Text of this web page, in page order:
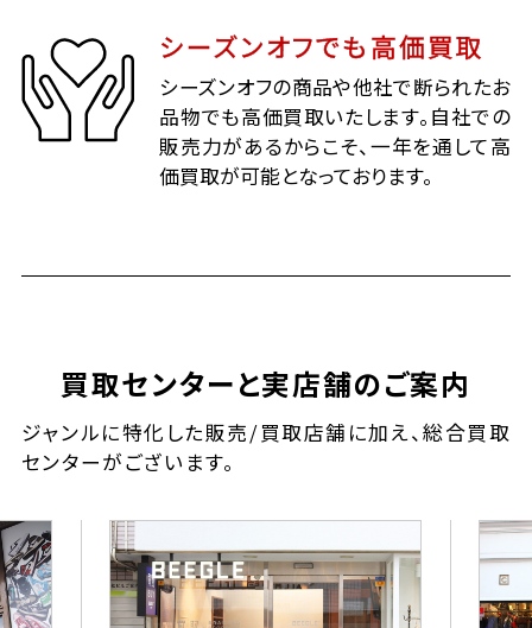
シーズンオフでも高価買取
シーズンオフの商品や他社で断られたお
品物でも高価買取いたします。自社での
販売力があるからこそ、一年を通して高
価買取が可能となっております。
買取センターと実店舗のご案内
ジャンルに特化した販売/買取店舗に加え、総合買取
センターがございます。